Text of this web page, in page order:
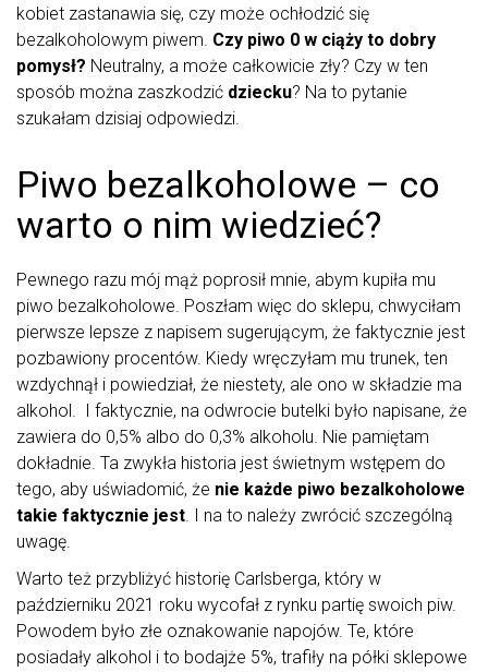
kobiet zastanawia się, czy może ochłodzić się
bezalkoholowym piwem. Czy piwo 0 w ciąży to dobry
pomysł? Neutralny, a może całkowicie zły? Czy w ten
sposób można zaszkodzić dziecku? Na to pytanie
szukałam dzisiaj odpowiedzi.
Piwo bezalkoholowe – co
warto o nim wiedzieć?
Pewnego razu mój mąż poprosił mnie, abym kupiła mu
piwo bezalkoholowe. Poszłam więc do sklepu, chwyciłam
pierwsze lepsze z napisem sugerującym, że faktycznie jest
pozbawiony procentów. Kiedy wręczyłam mu trunek, ten
wzdychnął i powiedział, że niestety, ale ono w składzie ma
alkohol. I faktycznie, na odwrocie butelki było napisane, że
zawiera do 0,5% albo do 0,3% alkoholu. Nie pamiętam
dokładnie. Ta zwykła historia jest świetnym wstępem do
tego, aby uświadomić, że nie każde piwo bezalkoholowe
takie faktycznie jest. I na to należy zwrócić szczególną
uwagę.
Warto też przybliżyć historię Carlsberga, który w
październiku 2021 roku wycofał z rynku partię swoich piw.
Powodem było złe oznakowanie napojów. Te, które
posiadały alkohol i to bodajże 5%, trafiły na półki sklepowe